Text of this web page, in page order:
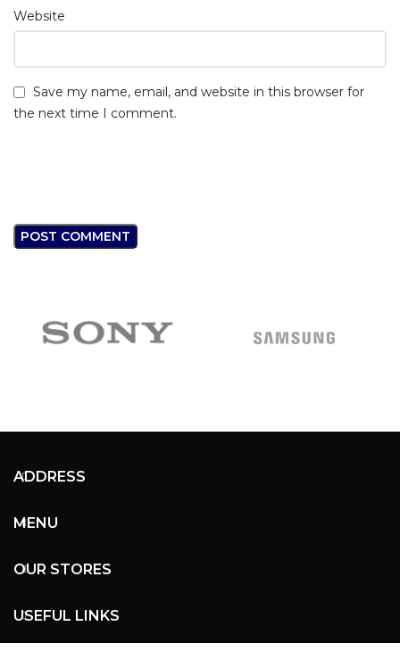
Website
Save my name, email, and website in this browser for
the next time I comment.
ADDRESS
MENU
OUR STORES
USEFUL LINKS